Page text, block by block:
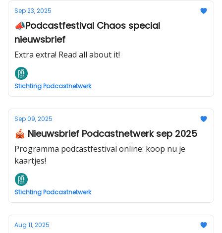
Sep 23, 2025
📣Podcastfestival Chaos special
nieuwsbrief
Extra extra! Read all about it!
Stichting Podcastnetwerk
Sep 09, 2025
🎪 Nieuwsbrief Podcastnetwerk sep 2025
Programma podcastfestival online: koop nu je
kaartjes!
Stichting Podcastnetwerk
Aug 11, 2025